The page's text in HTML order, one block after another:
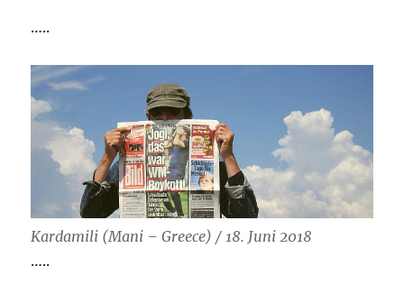
…..
Kardamili (Mani – Greece) / 18. Juni 2018
…..